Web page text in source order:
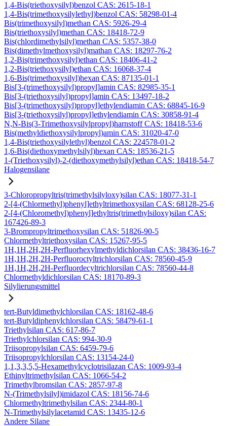
1,4-Bis(triethoxysilyl)benzol CAS: 2615-18-1
1,4-Bis(trimethoxysilylethyl)benzol CAS: 58298-01-4
Bis(trimethoxysilyl)methan CAS: 5926-29-4
Bis(triethoxysilyl)methan CAS: 18418-72-9
Bis(chlordimethylsilyl)methan CAS: 5357-38-0
Bis(dimethylmethoxysilyl)mathan CAS: 18297-76-2
1,2-Bis(trimethoxysilyl)ethan CAS: 18406-41-2
1,2-Bis(triethoxysilyl)ethan CAS: 16068-37-4
1,6-Bis(trimethoxysilyl)hexan CAS: 87135-01-1
Bis[3-(trimethoxysilyl)propyl]amin CAS: 82985-35-1
Bis[3-(triethoxysilyl)propyl]amin CAS: 13497-18-2
Bis[3-(trimethoxysilyl)propyl]ethylendiamin CAS: 68845-16-9
Bis[3-(triethoxysilyl)propyl]ethylendiamin CAS: 30858-91-4
N,N-Bis(3-Trimethoxysilylpropyl)harnstoff CAS: 18418-53-6
Bis(methyldiethoxysilylpropyl)amin CAS: 31020-47-0
1,4-Bis(triethoxysilylethyl)benzol CAS: 224578-01-2
1,6-Bis(diethoxymethylsilyl)hexan CAS: 18536-21-5
1-(Triethoxysilyl)-2-(diethoxymethylsilyl)ethan CAS: 18418-54-7
Halogensilane
3-Chloropropyltris(trimethylsilyloxy)silan CAS: 18077-31-1
2-[4-(Chlormethyl)phenyl]ethyltrimethoxysilan CAS: 68128-25-6
2-[4-(Chloromethyl)phenyl]ethyltris(trimethylsiloxy)silan CAS:
167426-89-3
3-Brompropyltrimethoxysilan CAS: 51826-90-5
Chlormethyltriethoxysilan CAS: 15267-95-5
1H,1H,2H,2H-Perfluorhexylmethyldichlorsilan CAS: 38436-16-7
1H,1H,2H,2H-Perfluoroctyltrichlorsilan CAS: 78560-45-9
1H,1H,2H,2H-Perfluordecyltrichlorsilan CAS: 78560-44-8
Chlormethyldichlorsilan CAS: 18170-89-3
Silylierungsmittel
tert-Butyldimethylchlorsilan CAS: 18162-48-6
tert-Butyldiphenylchlorsilan CAS: 58479-61-1
Triethylsilan CAS: 617-86-7
Triethylchlorsilan CAS: 994-30-9
Triisopropylsilan CAS: 6459-79-6
Triisopropylchlorsilan CAS: 13154-24-0
1,1,3,3,5,5-Hexamethylcyclotrisilazan CAS: 1009-93-4
Ethinyltrimethylsilan CAS: 1066-54-2
Trimethylbromsilan CAS: 2857-97-8
N-(Trimethylsilyl)imidazol CAS: 18156-74-6
Chlormethyltrimethylsilan CAS: 2344-80-1
N-Trimethylsilylacetamid CAS: 13435-12-6
Andere Silane